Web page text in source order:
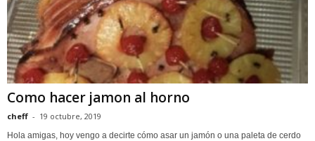
Como hacer jamon al horno
cheff - 19 octubre, 2019
Hola amigas, hoy vengo a decirte cómo asar un jamón o una paleta de cerdo